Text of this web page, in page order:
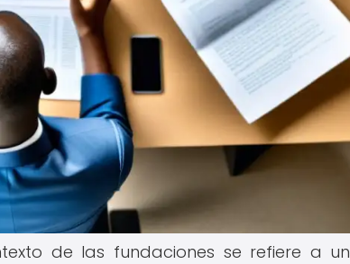
de las fundaciones se refiere a